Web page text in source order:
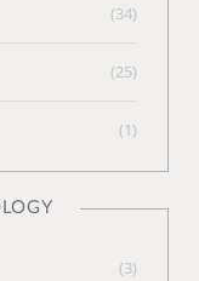
(34)
(25)
(1)
(3)